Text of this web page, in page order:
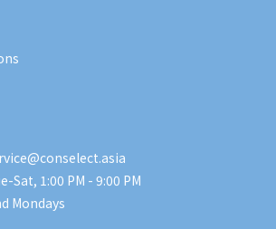
Sat, 1:00 PM - 9:00 PM
Mondays